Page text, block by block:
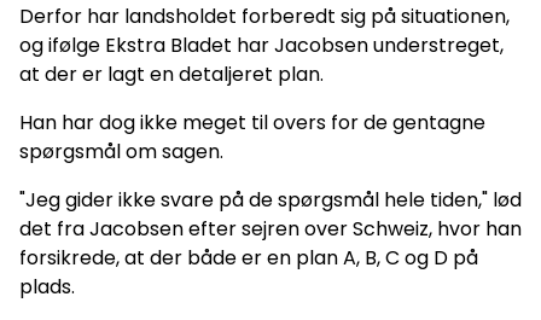
Derfor har landsholdet forberedt sig på situationen,
og ifølge Ekstra Bladet har Jacobsen understreget,
at der er lagt en detaljeret plan.
Han har dog ikke meget til overs for de gentagne
spørgsmål om sagen.
"Jeg gider ikke svare på de spørgsmål hele tiden," lød
det fra Jacobsen efter sejren over Schweiz, hvor han
forsikrede, at der både er en plan A, B, C og D på
plads.